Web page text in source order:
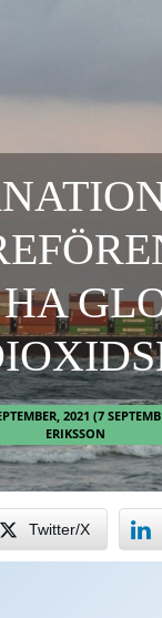
2021 (7
ERIKSSON
Twitter/X